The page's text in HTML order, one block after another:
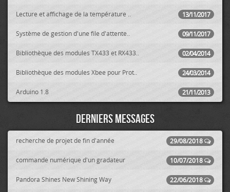
13/11/2017
Lecture et affichage de la température ..
09/11/2017
Système de gestion d'une file d'attente..
02/04/2014
Bibliothèque des modules TX433 et RX433..
24/03/2014
Bibliothèque des modules Xbee pour Prot..
21/11/2013
Arduino 1.8
Derniers messages
29/08/2018
recherche de projet de fin d'année
10/07/2018
commande numérique d'un gradateur
22/06/2018
Pandora Shines New Shining Way